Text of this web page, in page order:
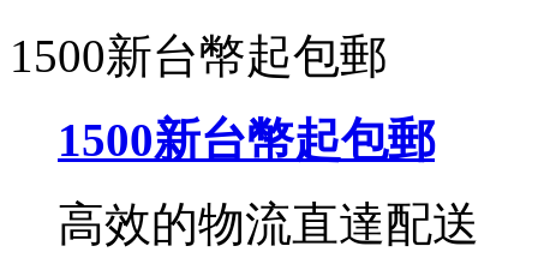
1500新台幣起包郵
1500新台幣起包郵
高效的物流直達配送